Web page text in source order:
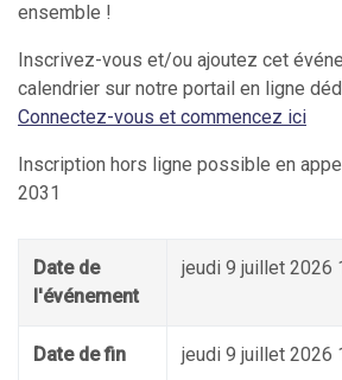
ensemble !
Inscrivez-vous et/ou ajoutez cet
calendrier sur notre portail en ligne
Connectez-vous et commencez ici
Inscription hors ligne possible en
2031
Date de
l'événement
jeudi 9 juillet 2026
Date de fin jeudi 9 juillet 2026